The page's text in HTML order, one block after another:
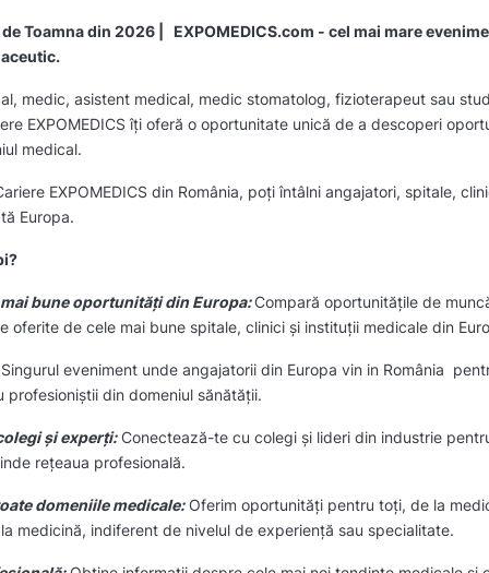
Toamna din 2026 | EXPOMEDICS.com - cel mai mare
medic, asistent medical, medic stomatolog, fizioterapeut sau
EXPOMEDICS îți oferă o oportunitate unică de a descoperi
medical.
EXPOMEDICS din România, poți întâlni angajatori, spitale,
Europa.
bune oportunități din Europa:Compară oportunitățile de
oferite de cele mai bune spitale, clinici și instituții medicale din
Singurul eveniment unde angajatorii din Europa vin in România
din domeniul sănătății.
și experți:Conectează-te cu colegi și lideri din industrie
rețeaua profesională.
domeniile medicale:Oferim oportunități pentru toți, de la
medicină, indiferent de nivelul de experiență sau specialitate.